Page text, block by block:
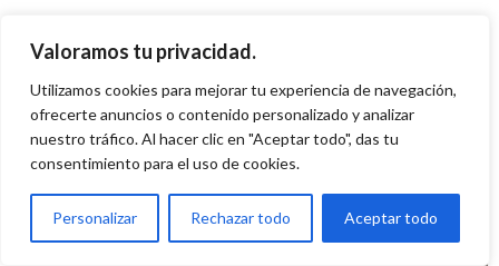
Valoramos tu privacidad.
Utilizamos cookies para mejorar tu experiencia de navegación,
ofrecerte anuncios o contenido personalizado y analizar
nuestro tráfico. Al hacer clic en "Aceptar todo", das tu
consentimiento para el uso de cookies.
Personalizar Rechazar todo Aceptar todo